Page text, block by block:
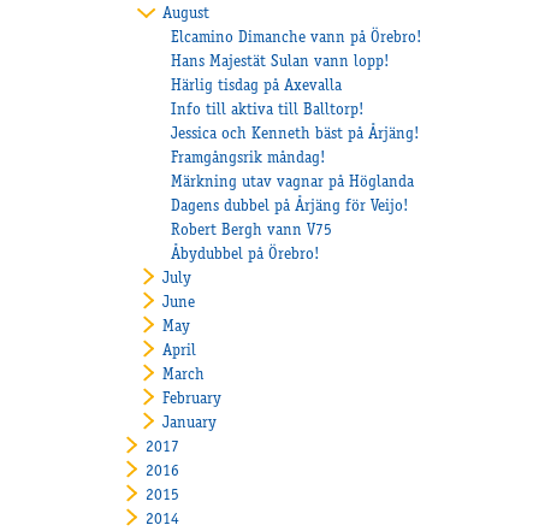
August
Elcamino Dimanche vann på Örebro!
Hans Majestät Sulan vann lopp!
Härlig tisdag på Axevalla
Info till aktiva till Balltorp!
Jessica och Kenneth bäst på Årjäng!
Framgångsrik måndag!
Märkning utav vagnar på Höglanda
Dagens dubbel på Årjäng för Veijo!
Robert Bergh vann V75
Åbydubbel på Örebro!
July
June
May
April
March
February
January
2017
2016
2015
2014